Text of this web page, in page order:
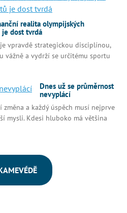
realita olympijských
dost tvrdá
vpravdě strategickou disciplínou,
vážně a vydrží se určitému sportu
Dnes už se průměrnost
nevyplácí
a každý úspěch musí nejprve
mysli. Kdesi hluboko má většina